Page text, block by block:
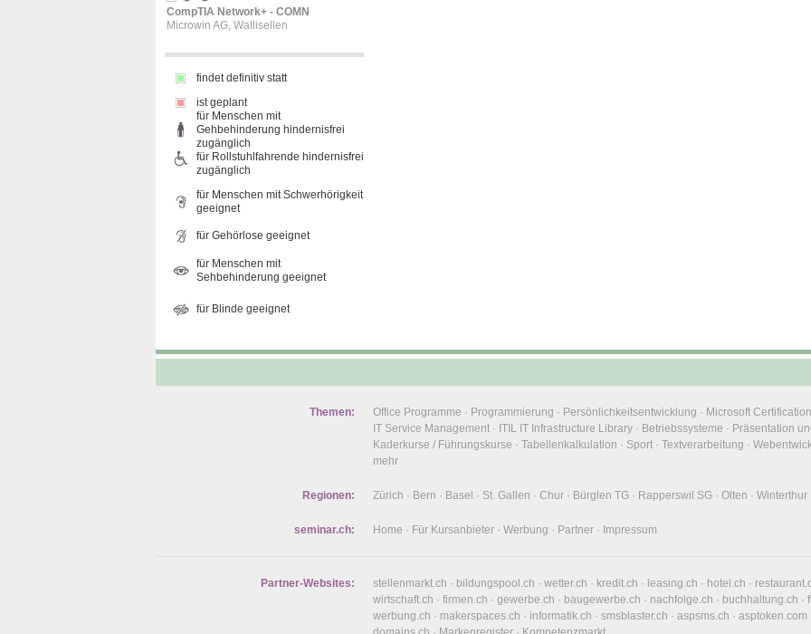
CompTIA Network+ - COMN
Microwin AG, Wallisellen
findet definitiv statt
ist geplant
für Menschen mit
Gehbehinderung hindernisfrei
zugänglich
für Rollstuhlfahrende hindernisfrei
zugänglich
für Menschen mit Schwerhörigkeit
geeignet
für Gehörlose geeignet
für Menschen mit
Sehbehinderung geeignet
für Blinde geeignet
Themen: Office Programme · Programmierung · Persönlichkeitsentwicklung · Microsoft
IT Service Management · ITIL IT Infrastructure Library · Betriebssysteme · Präsentation
Kaderkurse / Führungskurse · Tabellenkalkulation · Sport · Textverarbeitung ·
mehr
Regionen: Zürich · Bern · Basel · St. Gallen · Chur · Bürglen TG · Rapperswil SG · Olten · Winterthur
seminar.ch: Home · Für Kursanbieter · Werbung · Partner · Impressum
Partner-Websites: stellenmarkt.ch · bildungspool.ch · wetter.ch · kredit.ch · leasing.ch · hotel.ch ·
wirtschaft.ch · firmen.ch · gewerbe.ch · baugewerbe.ch · nachfolge.ch · buchhaltung.ch ·
werbung.ch · makerspaces.ch · informatik.ch · smsblaster.ch · aspsms.ch · asptoken.com